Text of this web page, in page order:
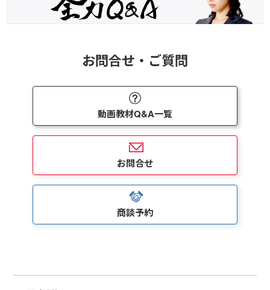
お問合せ・ご質問
動画教材Q&A一覧
お問合せ
商談予約